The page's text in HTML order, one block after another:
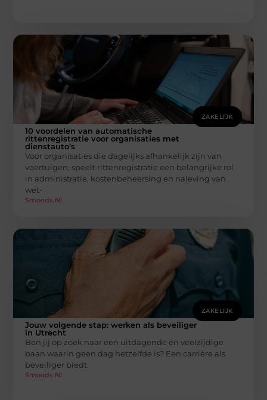
ZAKELIJK
10 voordelen van automatische
rittenregistratie voor organisaties met
dienstauto’s
Voor organisaties die dagelijks afhankelijk zijn van
voertuigen, speelt rittenregistratie een belangrijke rol
in administratie, kostenbeheersing en naleving van
wet-
Smoods.nl
ZAKELIJK
Jouw volgende stap: werken als beveiliger
in Utrecht
Ben jij op zoek naar een uitdagende en veelzijdige
baan waarin geen dag hetzelfde is? Een carrière als
beveiliger biedt
Smoods.nl